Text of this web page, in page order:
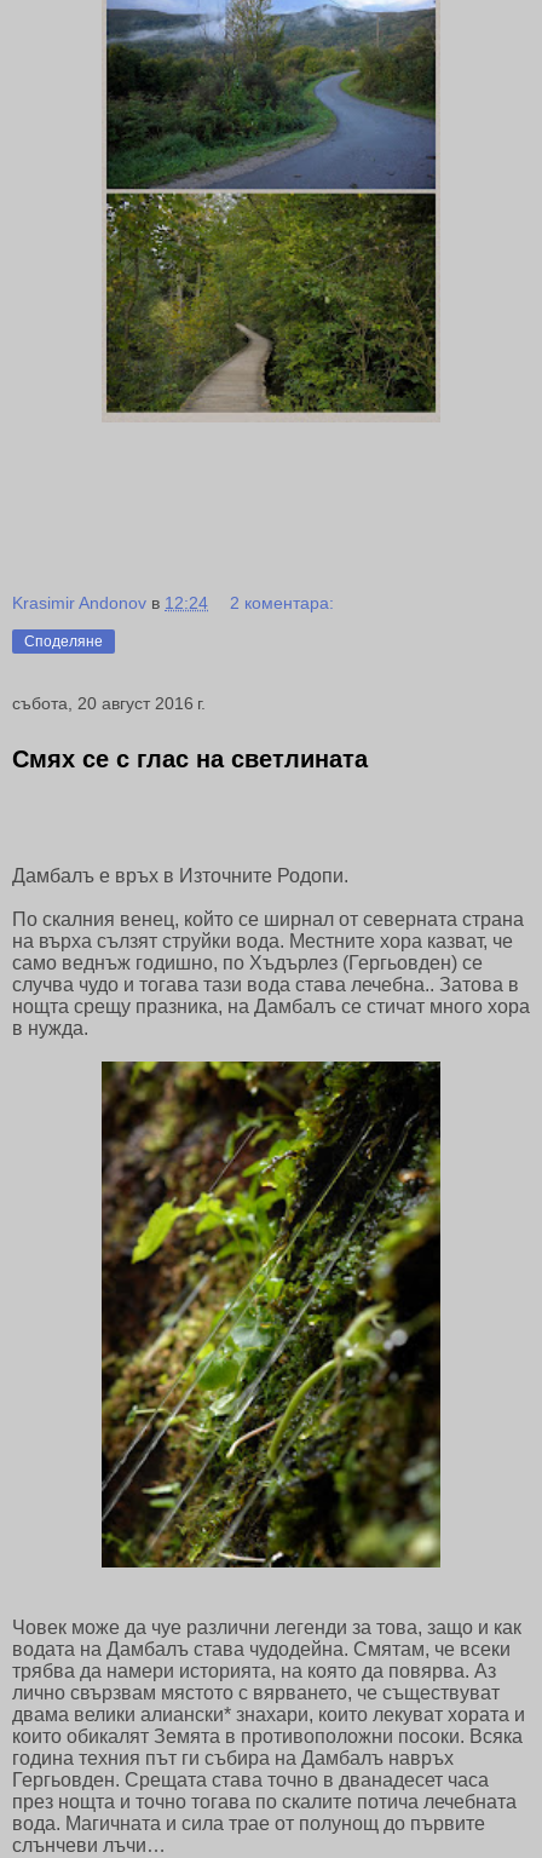
Krasimir Andonov в 12:24 2 коментара:
Споделяне
събота, 20 август 2016 г.
Смях се с глас на светлината
Дамбалъ е връх в Източните Родопи.
По скалния венец, който се ширнал от северната страна
на върха сълзят струйки вода. Местните хора казват, че
само веднъж годишно, по Хъдърлез (Гергьовден) се
случва чудо и тогава тази вода става лечебна.. Затова в
нощта срещу празника, на Дамбалъ се стичат много хора
в нужда.
Човек може да чуе различни легенди за това, защо и как
водата на Дамбалъ става чудодейна. Смятам, че всеки
трябва да намери историята, на която да повярва. Аз
лично свързвам мястото с вярването, че съществуват
двама велики алиански* знахари, които лекуват хората и
които обикалят Земята в противоположни посоки. Всяка
година техния път ги събира на Дамбалъ навръх
Гергьовден. Срещата става точно в дванадесет часа
през нощта и точно тогава по скалите потича лечебната
вода. Магичната и сила трае от полунощ до първите
слънчеви лъчи…